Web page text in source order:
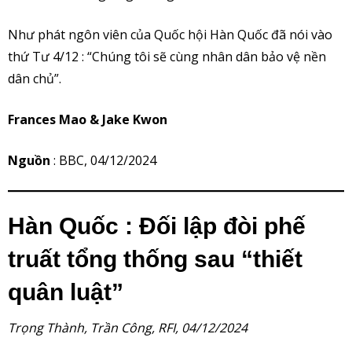
Như phát ngôn viên của Quốc hội Hàn Quốc đã nói vào
thứ Tư 4/12 : “Chúng tôi sẽ cùng nhân dân bảo vệ nền
dân chủ”.
Frances Mao & Jake Kwon
Nguồn : BBC, 04/12/2024
Hàn Quốc : Đối lập đòi phế
truất tổng thống sau “thiết
quân luật”
Trọng Thành, Trần Công, RFI, 04/12/2024